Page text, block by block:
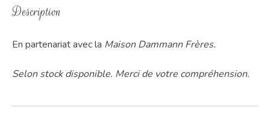
Description
En partenariat avec la Maison Dammann Frères.
Selon stock disponible. Merci de votre compréhension.